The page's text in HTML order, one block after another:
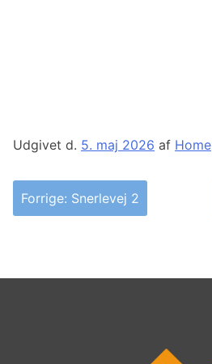
Udgivet d. 5. maj 2026 af Home
Indlægsnavigation
Forrige: Snerlevej 2